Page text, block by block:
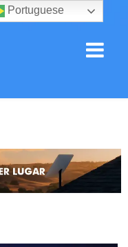
Portuguese